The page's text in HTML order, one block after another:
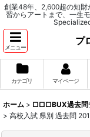
創業48年、2,600超の知財
習からアートまで、一生
メニュー
プ
カテゴリ マイページ
ホーム > □□□BUX過去問
> 高校入試 県別 過去問